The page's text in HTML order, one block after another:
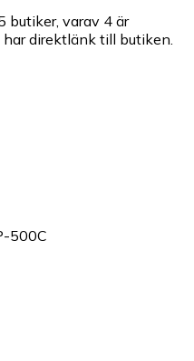
butiker, varav 4 är
direktlänk till butiken.
500C